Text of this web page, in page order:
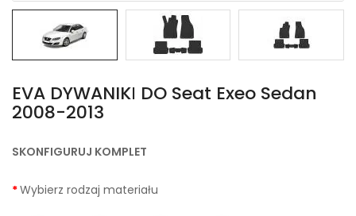
EVA DYWANIKІ DO Seat Exeo Sedan
2008-2013
SKONFIGURUJ KOMPLET
Wybierz rodzaj materiału